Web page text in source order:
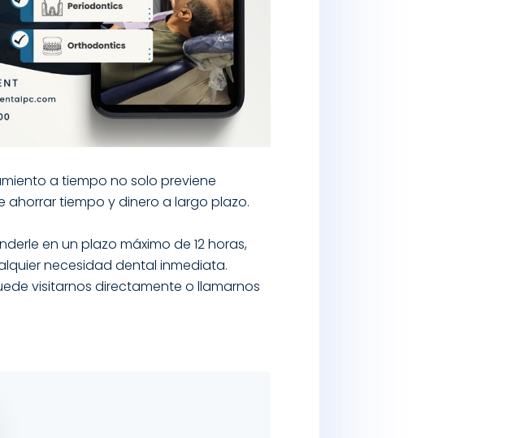
a tiempo no solo previene
tiempo y dinero a largo plazo.
en un plazo máximo de 12 horas,
necesidad dental inmediata.
visitarnos directamente o llamarnos